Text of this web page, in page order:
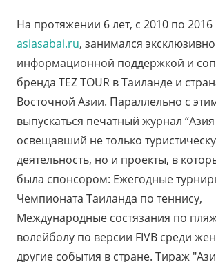
На протяжении 6 лет, с 2010 по 2016
asiasabai.ru, занимался
информационной поддержкой и
бренда TEZ TOUR в Таиланде и
Восточной Азии. Параллельно с
выпускаться печатный журнал
освещавший не только
деятельность, но и проекты, в
была спонсором: Ежегодные
Чемпионата Таиланда по теннису,
Международные состязания по
волейболу по версии FIVB среди
другие события в стране. Тираж